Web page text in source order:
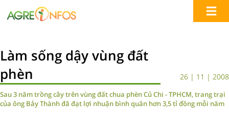
Làm sống dậy vùng đất
phèn
26 | 11 | 2008
Sau 3 năm trồng cây trên vùng đất chua phèn Củ Chi - TPHCM, trang trại
của ông Bảy Thành đã đạt lợi nhuận bình quân hơn 3,5 tỉ đồng mỗi năm